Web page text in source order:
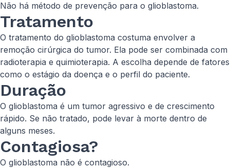
Não há método de prevenção para o glioblastoma.
Tratamento
O tratamento do glioblastoma costuma envolver a
remoção cirúrgica do tumor. Ela pode ser combinada com
radioterapia e quimioterapia. A escolha depende de fatores
como o estágio da doença e o perfil do paciente.
Duração
O glioblastoma é um tumor agressivo e de crescimento
rápido. Se não tratado, pode levar à morte dentro de
alguns meses.
Contagiosa?
O glioblastoma não é contagioso.